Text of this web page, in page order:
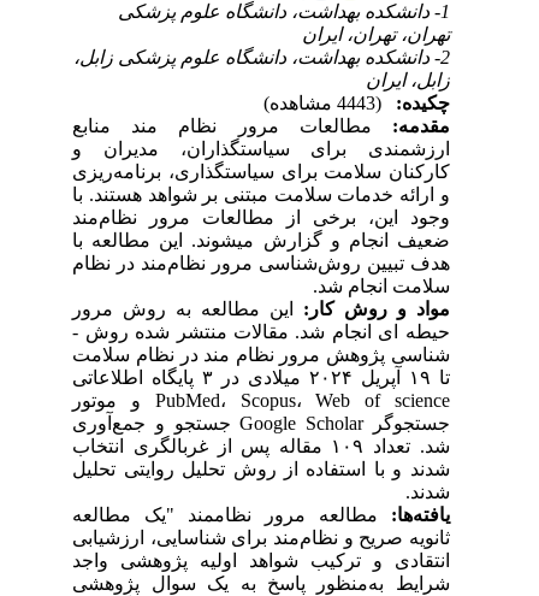
1- دانشکده بهداشت، دانشگاه علوم پزشکی
تهران، تهران، ایران
2- دانشکده بهداشت، دانشگاه علوم پزشکی زابل،
زابل، ایران
چکیده:
مقدمه:
مطالعات مرور نظام ­مند منابع
ارزشمندی برای سیاستگذاران، مدیران و
کارکنان سلامت برای سیاستگذاری، برنامه‌ریزی
و ارائه خدمات سلامت مبتنی بر شواهد هستند. با
وجود این، برخی از مطالعات مرور نظام‌مند
ضعیف انجام و گزارش می­شوند. این مطالعه با
هدف تبیین روش‌شناسی مرور نظام‌مند در نظام
سلامت انجام شد.
مواد و روش کار: این مطالعه به روش مرور
حیطه­ ای انجام شد. مقالات منتشر شده روش ­
شناسی پژوهش مرور نظام­ مند در نظام سلامت
تا ۱۹ آپریل ۲۰۲۴ میلادی در ۳ پایگاه اطلاعاتی
PubMed، Scopus، Web of science و موتور
جستجوگر Google Scholar جستجو و جمع‌آوری
شد. تعداد ۱۰۹ مقاله پس از غربالگری انتخاب
شدند و با استفاده از روش تحلیل روایتی تحلیل
شدند.
یافته‌ها: مطالعه مرور نظام­مند "یک مطالعه
ثانویه صریح و نظام‌مند برای شناسایی، ارزشیابی
انتقادی و ترکیب شواهد اولیه پژوهشی واجد
شرایط به‌منظور پاسخ به یک سوال پژوهشی